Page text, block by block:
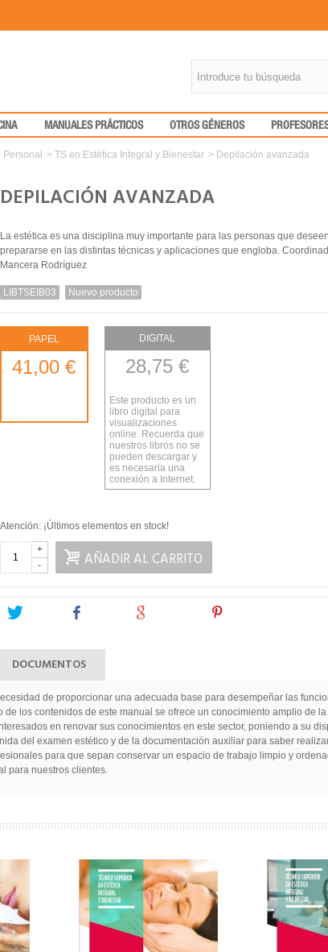
MANUALES PRÁCTICOS OTROS GÉNEROS
Personal > TS en Estética Integral y Bienestar > Depilación avanzada
DEPILACIÓN AVANZADA
La estética es una disciplina muy importante para las personas que deseen
prepararse en las distintas técnicas y aplicaciones que engloba.
Mancera Rodríguez
LIBTSEIB03 Nuevo producto
PAPEL
41,00 €
DIGITAL
28,75 €
Este producto es un
libro digital para
visualizaciones
online. Recuerda que
nuestros libros no se
pueden descargar y
es necesaria una
conexión a Internet.
Atención: ¡Últimos elementos en stock!
-
+ AÑADIR AL CARRITO
Tweet
DOCUMENTOS
de proporcionar una adecuada base para desempeñar las
los contenidos de este manual se ofrece un conocimiento amplio de
en renovar sus conocimientos en este sector, poniendo a su
del examen estético y de la documentación auxiliar para saber
para que sepan conservar un espacio de trabajo limpio y
para nuestros clientes.